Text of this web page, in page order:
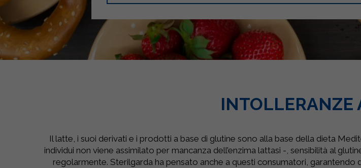
INTOLLERANZE
Il latte, i suoi derivati e i prodotti a base di glutine sono alla base della dieta
individui non viene assimilato per mancanza dell’enzima lattasi -, sensibilità al
regolarmente. Sterilgarda ha pensato anche a questi consumatori,